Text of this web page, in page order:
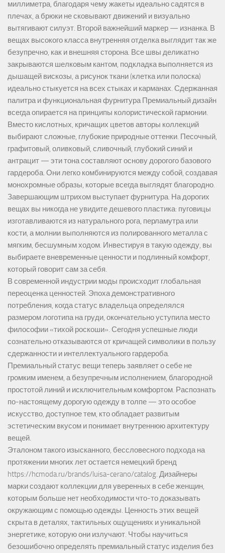
миллиметра, благодаря чему жакеты идеально садятся в
плечах, а брюки не сковывают движений и визуально
вытягивают силуэт. Второй важнейший маркер — изнанка. В
вещах высокого класса внутренняя отделка выглядит так же
безупречно, как и внешняя сторона. Все швы деликатно
закрываются шелковым кантом, подкладка выполняется из
дышащей вискозы, а рисунок ткани (клетка или полоска)
идеально стыкуется на всех стыках и карманах. Сдержанная
палитра и функциональная фурнитура Премиальный дизайн
всегда опирается на принципы колористической гармонии.
Вместо кислотных, кричащих цветов авторы коллекций
выбирают сложные, глубокие природные оттенки. Песочный,
графитовый, оливковый, сливочный, глубокий синий и
антрацит — эти тона составляют основу дорогого базового
гардероба. Они легко комбинируются между собой, создавая
монохромные образы, которые всегда выглядят благородно.
Завершающим штрихом выступает фурнитура. На дорогих
вещах вы никогда не увидите дешевого пластика: пуговицы
изготавливаются из натурального рога, перламутра или
кости, а молнии выполняются из полированного металла с
мягким, бесшумным ходом. Инвестируя в такую одежду, вы
выбираете вневременные ценности и подлинный комфорт,
который говорит сам за себя.
В современной индустрии моды происходит глобальная
переоценка ценностей. Эпоха демонстративного
потребления, когда статус владельца определялся
размером логотипа на груди, окончательно уступила место
философии «тихой роскоши». Сегодня успешные люди
сознательно отказываются от кричащей символики в пользу
сдержанности и интеллектуального гардероба.
Премиальный статус вещи теперь заявляет о себе не
громким именем, а безупречным исполнением, благородной
простотой линий и исключительным комфортом. Распознать
по-настоящему дорогую одежду в толпе — это особое
искусство, доступное тем, кто обладает развитым
эстетическим вкусом и понимает внутреннюю архитектуру
вещей.
Эталоном такого изысканного, бессловесного подхода на
протяжении многих лет остается немецкий бренд
https://hcmoda.ru/brands/luisa-cerano/catalog. Дизайнеры
марки создают коллекции для уверенных в себе женщин,
которым больше нет необходимости что-то доказывать
окружающим с помощью одежды. Ценность этих вещей
скрыта в деталях, тактильных ощущениях и уникальной
энергетике, которую они излучают. Чтобы научиться
безошибочно определять премиальный статус изделия без